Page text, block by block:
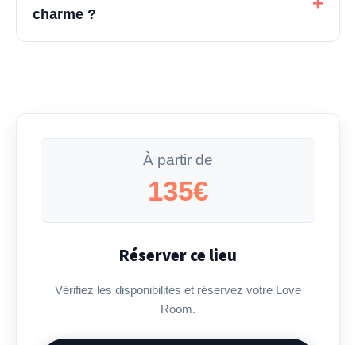
charme ?
À partir de
135€
Réserver ce lieu
Vérifiez les disponibilités et réservez votre Love
Room.